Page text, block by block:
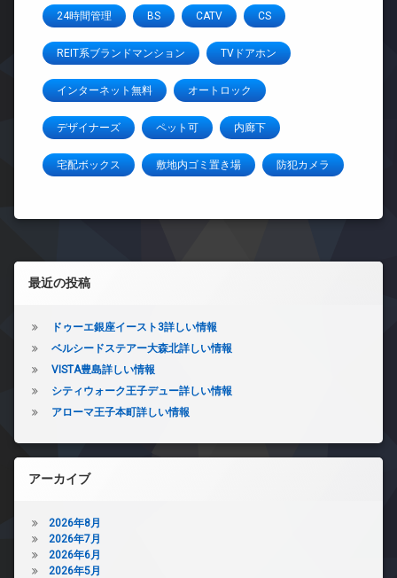
24時間管理 BS CATV CS
REIT系ブランドマンション TVドアホン
インターネット無料 オートロック
デザイナーズ ペット可 内廊下
宅配ボックス 敷地内ゴミ置き場 防犯カメラ
左サイドバー
最近の投稿
ドゥーエ銀座イースト3詳しい情報
ベルシードステアー大森北詳しい情報
VISTA豊島詳しい情報
シティウォーク王子デュー詳しい情報
アローマ王子本町詳しい情報
アーカイブ
2026年8月
2026年7月
2026年6月
2026年5月